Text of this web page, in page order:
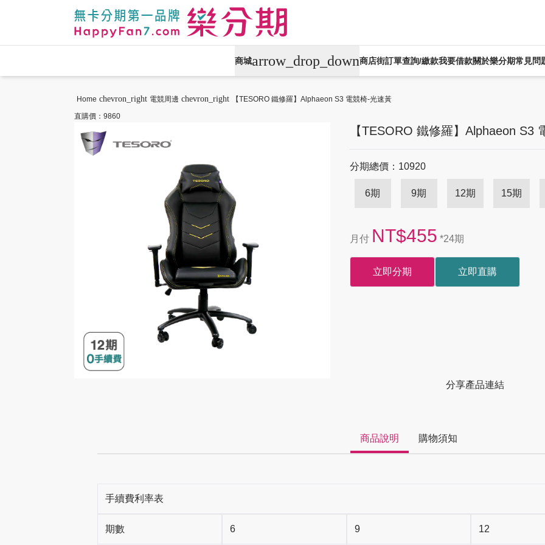
商城arrow_drop_down
攝影專區
商店街訂單查詢/繳款我要借款關於樂分期常見問
Home chevron_right 電競周邊 chevron_right
【TESORO 鐵修羅】Alphaeon S3 電競椅-光速黃
直購價：9860
【TESORO 鐵修羅】Alphaeon S3
分期總價：10920
6期 9期 12期 15期
月付 NT$455 *24期
立即分期 立即直購
分享產品連結
商品說明 購物須知
手續費利率表
期數 6 9 12